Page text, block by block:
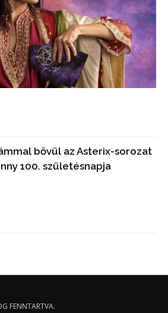
bővül az Asterix-sorozat
100. születésnapja
FENNTARTVA.